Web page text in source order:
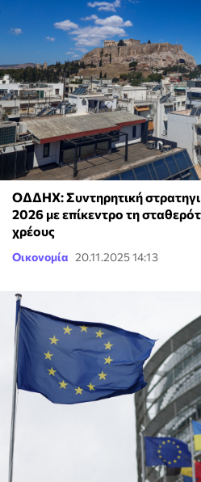
ΟΔΔΗΧ: Συντηρητική
2026 με επίκεντρο τη
χρέους
Οικονομία 20.11.2025 14:13